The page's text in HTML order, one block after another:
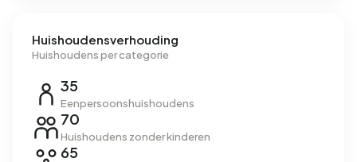
Huishoudensverhouding
Huishoudens per categorie
35
Eenpersoonshuishoudens
70
Huishoudens zonder kinderen
65